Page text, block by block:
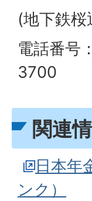
(地下鉄
電話番号
3700
関連
日本年
ンク）